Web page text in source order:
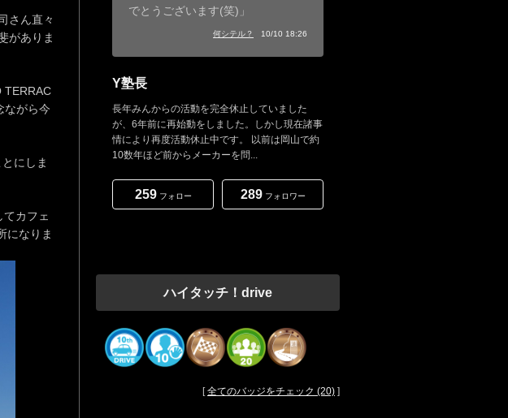
さん直々
がありま
TERRAC
ながら今
にしま
カフェ
になりま
でとうございます(笑)」
何シテル？ 10/10 18:26
Y塾長
長年みんからの活動を完全休止していました
が、6年前に再始動をしました。しかし現在諸事
情により再度活動休止中です。 以前は岡山で約
10数年ほど前からメーカーを問...
259フォロー 289フォロワー
ハイタッチ！drive
[全てのバッジをチェック (20) ]